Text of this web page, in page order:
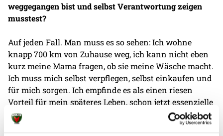
weggegangen bist und selbst Verantwortung zeigen
musstest?
Auf jeden Fall. Man muss es so sehen: Ich wohne
knapp 700 km von Zuhause weg, ich kann nicht eben
kurz meine Mama fragen, ob sie meine Wäsche macht.
Ich muss mich selbst verpflegen, selbst einkaufen und
für mich sorgen. Ich empfinde es als einen riesen
Vorteil für mein späteres Leben, schon jetzt essenzielle
Dinge selbstständig zu lernen.